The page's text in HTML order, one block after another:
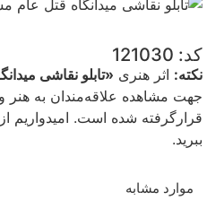
کد: 121030
نکته: اثر هنری «تابلو نقاشی
جهت مشاهده علاقه‌مندان به هنر و
قرارگرفته شده است. امیدواریم
ببرید.
موارد مشابه